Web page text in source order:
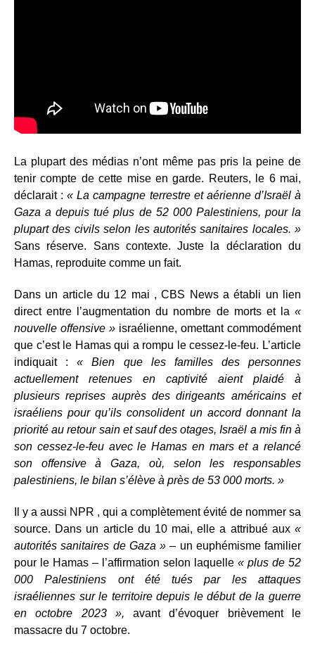
La plupart des médias n’ont même pas pris la peine de
tenir compte de cette mise en garde. Reuters, le 6 mai,
déclarait :« La campagne terrestre et aérienne d’Israël à
Gaza a depuis tué plus de 52 000 Palestiniens, pour la
plupart des civils selon les autorités sanitaires locales. »
Sans réserve. Sans contexte. Juste la déclaration du
Hamas, reproduite comme un fait.
Dans un article du 12 mai , CBS News a établi un lien
direct entre l’augmentation du nombre de morts et la «
nouvelle offensive » israélienne, omettant commodément
que c’est le Hamas qui a rompu le cessez-le-feu. L’article
indiquait : « Bien que les familles des personnes
actuellement retenues en captivité aient plaidé à
plusieurs reprises auprès des dirigeants américains et
israéliens pour qu’ils consolident un accord donnant la
priorité au retour sain et sauf des otages, Israël a mis fin à
son cessez-le-feu avec le Hamas en mars et a relancé
son offensive à Gaza, où, selon les responsables
palestiniens, le bilan s’élève à près de 53 000 morts. »
Il y a aussi NPR , qui a complètement évité de nommer sa
source. Dans un article du 10 mai, elle a attribué aux «
autorités sanitaires de Gaza » – un euphémisme familier
pour le Hamas – l’affirmation selon laquelle « plus de 52
000 Palestiniens ont été tués par les attaques
israéliennes sur le territoire depuis le début de la guerre
en octobre 2023 », avant d’évoquer brièvement le
massacre du 7 octobre.